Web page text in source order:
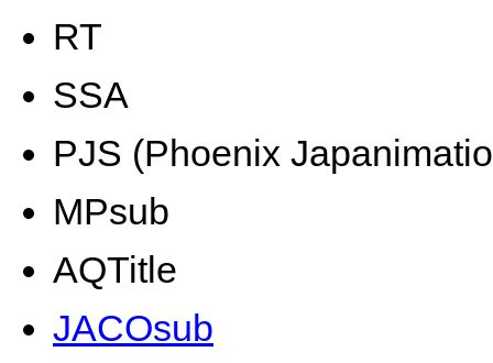
RT
SSA
PJS (Phoenix
MPsub
AQTitle
JACOsub